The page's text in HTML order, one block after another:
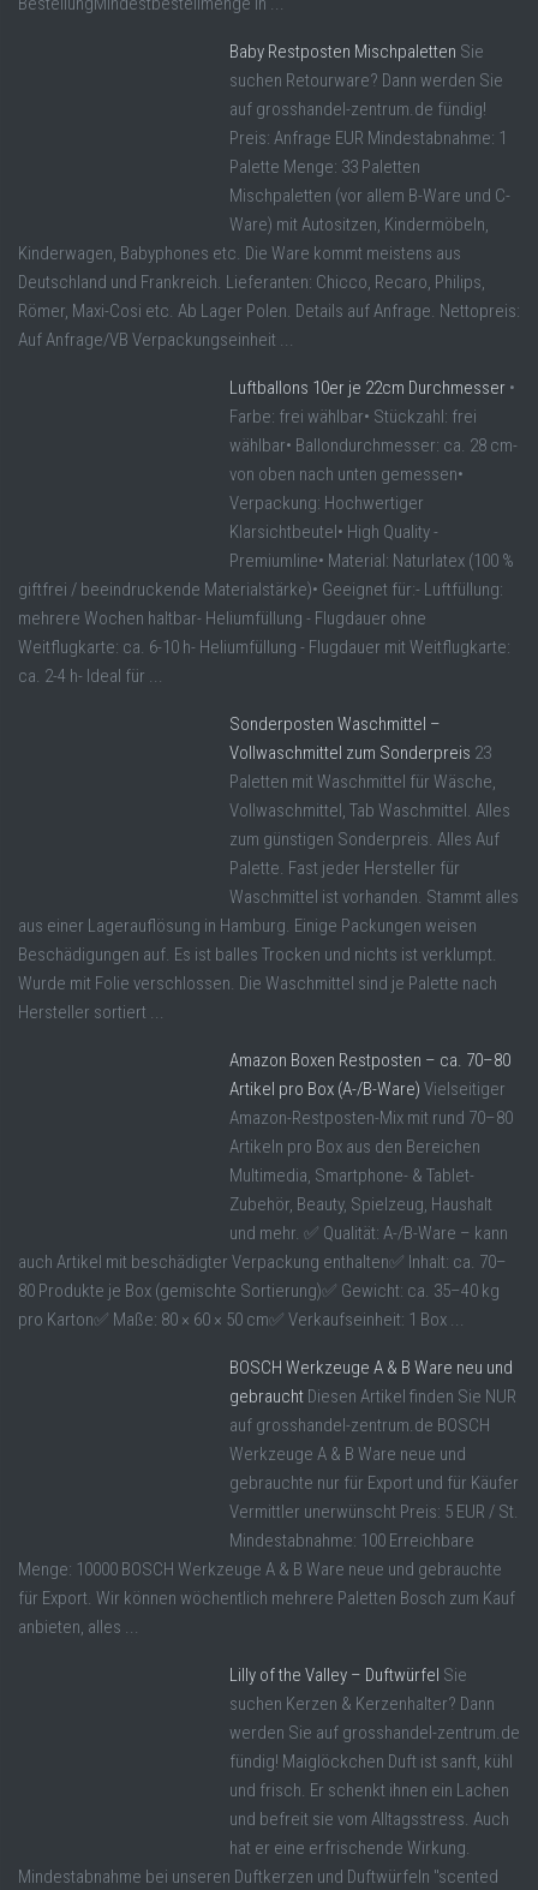
Baby Restposten Mischpaletten Sie
suchen Retourware? Dann werden Sie
auf grosshandel-zentrum.de fündig!
Preis: Anfrage EUR Mindestabnahme: 1
Palette Menge: 33 Paletten
Mischpaletten (vor allem B-Ware und C-
Ware) mit Autositzen, Kindermöbeln,
Kinderwagen, Babyphones etc. Die Ware kommt meistens aus
Deutschland und Frankreich. Lieferanten: Chicco, Recaro, Philips,
Römer, Maxi-Cosi etc. Ab Lager Polen. Details auf Anfrage. Nettopreis:
Auf Anfrage/VB Verpackungseinheit ...
Luftballons 10er je 22cm Durchmesser •
Farbe: frei wählbar• Stückzahl: frei
wählbar• Ballondurchmesser: ca. 28 cm-
von oben nach unten gemessen•
Verpackung: Hochwertiger
Klarsichtbeutel• High Quality -
Premiumline• Material: Naturlatex (100 %
giftfrei / beeindruckende Materialstärke)• Geeignet für:- Luftfüllung:
mehrere Wochen haltbar- Heliumfüllung - Flugdauer ohne
Weitflugkarte: ca. 6-10 h- Heliumfüllung - Flugdauer mit Weitflugkarte:
ca. 2-4 h- Ideal für ...
Sonderposten Waschmittel –
Vollwaschmittel zum Sonderpreis 23
Paletten mit Waschmittel für Wäsche,
Vollwaschmittel, Tab Waschmittel. Alles
zum günstigen Sonderpreis. Alles Auf
Palette. Fast jeder Hersteller für
Waschmittel ist vorhanden. Stammt alles
aus einer Lagerauflösung in Hamburg. Einige Packungen weisen
Beschädigungen auf. Es ist balles Trocken und nichts ist verklumpt.
Wurde mit Folie verschlossen. Die Waschmittel sind je Palette nach
Hersteller sortiert ...
Amazon Boxen Restposten – ca. 70–80
Artikel pro Box (A-/B-Ware) Vielseitiger
Amazon-Restposten-Mix mit rund 70–80
Artikeln pro Box aus den Bereichen
Multimedia, Smartphone- & Tablet-
Zubehör, Beauty, Spielzeug, Haushalt
und mehr. ✅ Qualität: A-/B-Ware – kann
auch Artikel mit beschädigter Verpackung enthalten✅ Inhalt: ca. 70–
80 Produkte je Box (gemischte Sortierung)✅ Gewicht: ca. 35–40 kg
pro Karton✅ Maße: 80 × 60 × 50 cm✅ Verkaufseinheit: 1 Box ...
BOSCH Werkzeuge A & B Ware neu und
gebraucht Diesen Artikel finden Sie NUR
auf grosshandel-zentrum.de BOSCH
Werkzeuge A & B Ware neue und
gebrauchte nur für Export und für Käufer
Vermittler unerwünscht Preis: 5 EUR / St.
Mindestabnahme: 100 Erreichbare
Menge: 10000 BOSCH Werkzeuge A & B Ware neue und gebrauchte
für Export. Wir können wöchentlich mehrere Paletten Bosch zum Kauf
anbieten, alles ...
Lilly of the Valley – Duftwürfel Sie
suchen Kerzen & Kerzenhalter? Dann
werden Sie auf grosshandel-zentrum.de
fündig! Maiglöckchen Duft ist sanft, kühl
und frisch. Er schenkt ihnen ein Lachen
und befreit sie vom Alltagsstress. Auch
hat er eine erfrischende Wirkung.
Mindestabnahme bei unseren Duftkerzen und Duftwürfeln "scented